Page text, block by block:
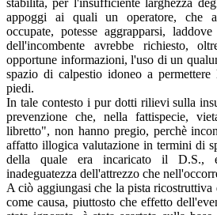
appoggi ai quali un operatore, che
occupate, potesse aggrapparsi,
dell'incombente avrebbe richiesto,
opportune informazioni, l'uso di un
spazio di calpestio idoneo a permettere
piedi.
In tale contesto i pur dotti rilievi sulla
prevenzione che, nella fattispecie,
libretto", non hanno pregio, perchè
affatto illogica valutazione in termini di
della quale era incaricato il D.S.,
inadeguatezza dell'attrezzo che
A ciò aggiungasi che la pista ricostruttiva
come causa, piuttosto che effetto